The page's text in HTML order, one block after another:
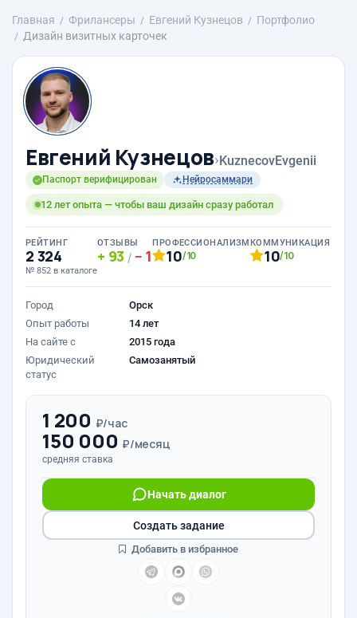
Главная Фрилансеры Евгений Кузнецов
Портфолио
Дизайн визитных карточек
Евгений Кузнецов›KuznecovEvgenii
Паспорт верифицирован Нейросаммари
12 лет опыта — чтобы ваш дизайн сразу работал
РЕЙТИНГ
2 324
№ 852 в каталоге
ОТЗЫВЫ
93 / 1
ПРОФЕССИОНАЛИЗМ
10/10
КОММУНИКАЦИЯ
10/10
Город
Орск
Опыт работы
14 лет
На сайте с
2015 года
Юридический
статус
Самозанятый
1 200 ₽/час
150 000 ₽/месяц
средняя ставка
Начать диалог
Создать задание
Добавить в избранное